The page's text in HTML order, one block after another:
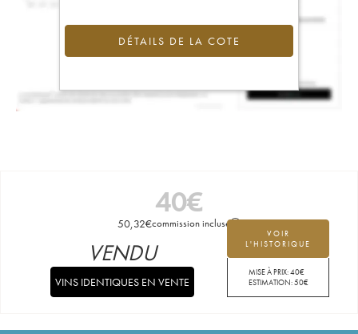
DÉTAILS DE LA COTE
40€
50,32€commission incluse
VOIR
L'HISTORIQUE
MISE À PRIX:40€
ESTIMATION:50€
VENDU
VINS IDENTIQUES EN VENTE